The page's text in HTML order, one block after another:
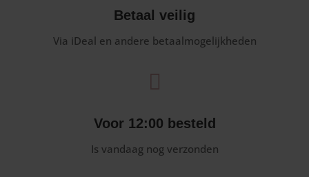
Betaal veilig
Via iDeal en andere betaalmogelijkheden
Voor 12:00 besteld
Is vandaag nog verzonden